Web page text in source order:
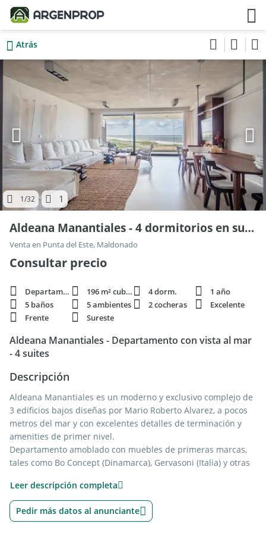
Atrás
1/32 1
Aldeana Manantiales - 4 dormitorios en suite 100, Piso 2
Venta en Punta del Este, Maldonado
Consultar precio
Departamento 196 m² cubie. 4 dorm.
1 año
5 baños
5 ambientes 2 cocheras
Excelente
Frente
Sureste
Aldeana Manantiales - Departamento con vista al mar
- 4 suites
Descripción
Aldeana Manantiales es un moderno y exclusivo complejo de
3 edificios bajos diseñas por Mario Roberto Alvarez, a pocos
metros del mar y con excelentes detalles de terminación y
amenities de primer nivel.
Departamento amoblado con muebles de primeras marcas,
tales como Bo Concept (Dinamarca), Gervasoni (Italia) y otras
la cocina.
4 suites, living comedor con salida a una amplia terraza con
vista al mar. Master suite con 2 vestidores, también con vista
Leer descripción completa
Pedir más datos al anunciante